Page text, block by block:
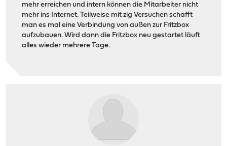
mehr erreichen und intern können die Mitarbeiter nicht
mehr ins Internet. Teilweise mit zig Versuchen schafft
man es mal eine Verbindung von außen zur Fritzbox
aufzubauen. Wird dann die Fritzbox neu gestartet läuft
alles wieder mehrere Tage.